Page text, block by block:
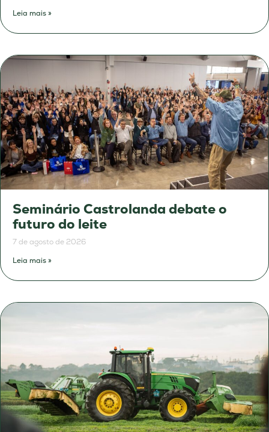
Leia mais »
Seminário Castrolanda debate o
futuro do leite
7 de agosto de 2026
Leia mais »